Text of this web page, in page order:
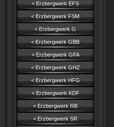
< Erzbergwerk EFS
< Erzbergwerk FSM
< Erzbergwerk G
< Erzbergwerk GBB
< Erzbergwerk GFA
< Erzbergwerk GHZ
< Erzbergwerk HFG
< Erzbergwerk KDF
< Erzbergwerk RB
< Erzbergwerk SR